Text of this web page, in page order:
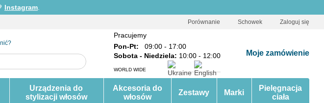
Instagram
Porównanie Schowek Zaloguj się
Pracujemy
Pon-Pt:
09:00 - 17:00
Sobota - Niedziela: 10:00 - 12:00
WORLD WIDE
Moje zamówienie
Urządzenia do
stylizacji włosów
Akcesoria do
włosów
Zestawy Marki
Pielęgnacja
ciała